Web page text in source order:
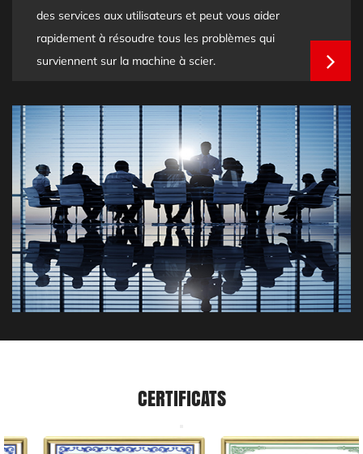
des services aux utilisateurs et peut vous aider
rapidement à résoudre tous les problèmes qui
surviennent sur la machine à scier.
CERTIFICATS